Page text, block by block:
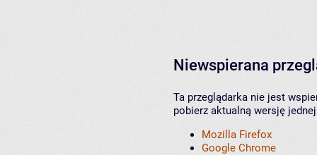
Niewspierana
Ta przeglądarka nie jest
pobierz aktualną wersję
Mozilla Firefox
Google Chrome